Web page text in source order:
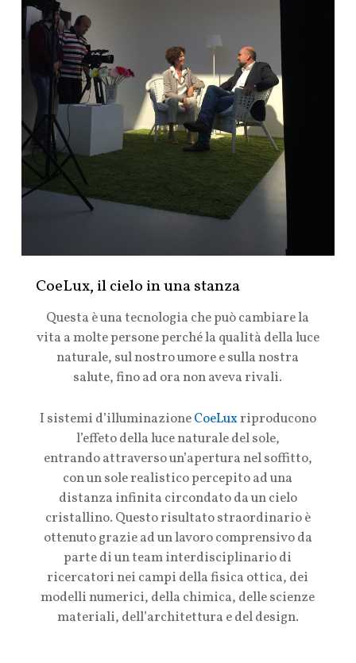
CoeLux, il cielo in una stanza
Questa è una tecnologia che può cambiare la
vita a molte persone perché la qualità della luce
naturale, sul nostro umore e sulla nostra
salute, fino ad ora non aveva rivali.
I sistemi d’illuminazioneCoeLuxriproducono
l’effeto della luce naturale del sole,
entrando attraverso un’apertura nel soffitto,
con un sole realistico percepito ad una
distanza infinita circondato da un cielo
cristallino. Questo risultato straordinario è
ottenuto grazie ad un lavoro comprensivo da
parte di un team interdisciplinario di
ricercatori nei campi della fisica ottica, dei
modelli numerici, della chimica, delle scienze
materiali, dell’architettura e del design.